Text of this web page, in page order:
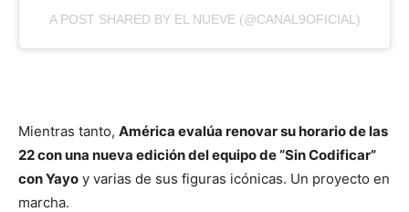
A POST SHARED BY EL NUEVE (@CANAL9OFICIAL)
Mientras tanto, América evalúa renovar su horario de las
22 con una nueva edición del equipo de “Sin Codificar”
con Yayo y varias de sus figuras icónicas. Un proyecto en
marcha.